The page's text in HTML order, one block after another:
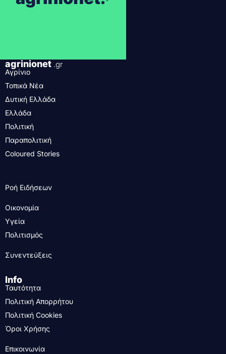
agrinionet .gr
Αγρίνιο
Τοπικά Νέα
Δυτική Ελλάδα
Ελλάδα
Πολιτική
Παραπολιτική
Coloured Stories
Ροή Ειδήσεων
Οικονομία
Υγεία
Πολιτισμός
Συνεντεύξεις
Info
Ταυτότητα
Πολιτική Απορρήτου
Πολιτική Cookies
Όροι Χρήσης
Επικοινωνία